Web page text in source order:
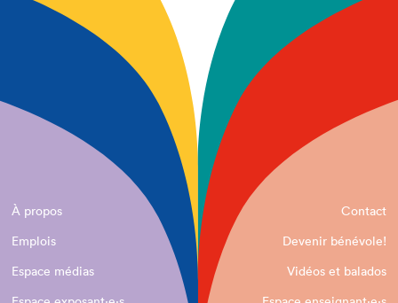
À propos
Contact
Emplois
Devenir bénévole!
Espace médias
Vidéos et balados